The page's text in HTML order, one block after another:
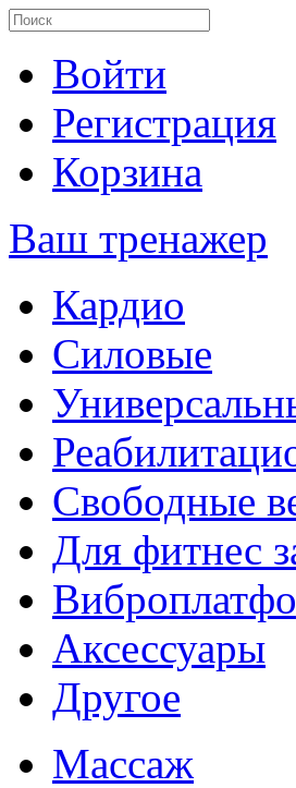
Войти
Регистрация
Корзина
Ваш тренажер
Кардио
Силовые
Свободные
Для фитнес
Аксессуары
Другое
Массаж